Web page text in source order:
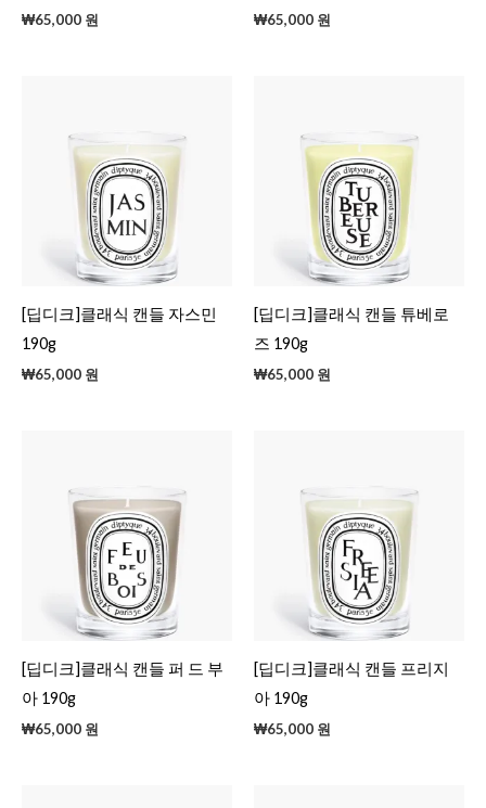
₩65,000 원 ₩65,000 원
[딥디크]클래식 캔들 자스민
190g
₩65,000 원
[딥디크]클래식 캔들 튜베로
즈 190g
₩65,000 원
[딥디크]클래식 캔들 퍼 드 부
아 190g
₩65,000 원
[딥디크]클래식 캔들 프리지
아 190g
₩65,000 원